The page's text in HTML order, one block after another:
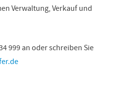
Verwaltung, Verkauf und
999 an oder schreiben Sie